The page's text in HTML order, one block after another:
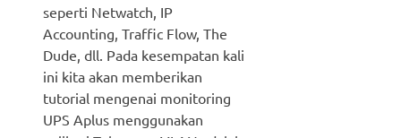
seperti Netwatch, IP
Accounting, Traffic Flow, The
Dude, dll. Pada kesempatan kali
ini kita akan memberikan
tutorial mengenai monitoring
UPS Aplus menggunakan